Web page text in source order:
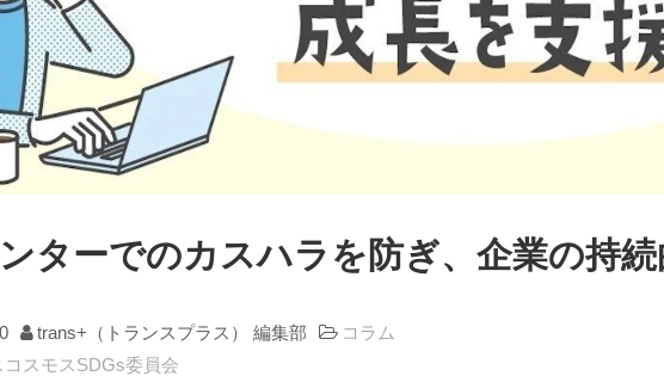
ターでのカスハラを防ぎ、企業の持
trans+（トランスプラス） 編集部
コラム
コスモスSDGs委員会